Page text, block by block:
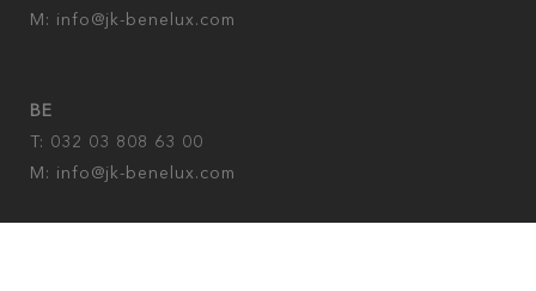
M: info@jk-benelux.com
BE
T: 032 03 808 63 00
M: info@jk-benelux.com